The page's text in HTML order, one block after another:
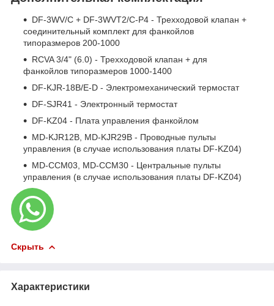
DF-3WV/C + DF-3WVT2/C-P4 - Трехходовой клапан +
cоединительный комплект для фанкойлов
типоразмеров 200-1000
RCVA 3/4" (6.0) - Трехходовой клапан + для
фанкойлов типоразмеров 1000-1400
DF-KJR-18B/E-D - Электромеханический термостат
DF-SJR41 - Электронный термостат
DF-KZ04 - Плата управления фанкойлом
MD-KJR12B, MD-KJR29B - Проводные пульты
управления (в случае использования платы DF-KZ04)
MD-CCM03, MD-CCM30 - Центральные пульты
управления (в случае использования платы DF-KZ04)
Скрыть
Характеристики